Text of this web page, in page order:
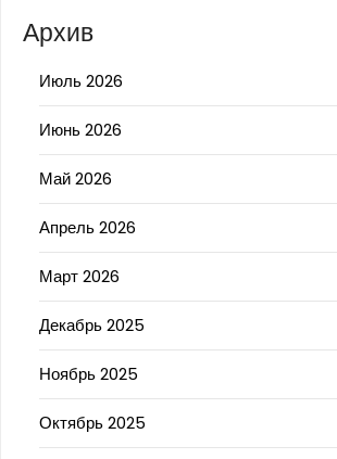
Архив
Июль 2026
Июнь 2026
Май 2026
Апрель 2026
Март 2026
Декабрь 2025
Ноябрь 2025
Октябрь 2025